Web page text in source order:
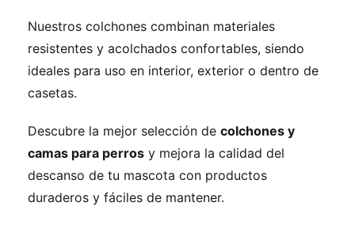
Nuestros colchones combinan materiales
resistentes y acolchados confortables, siendo
ideales para uso en interior, exterior o dentro de
casetas.
Descubre la mejor selección de colchones y
camas para perros y mejora la calidad del
descanso de tu mascota con productos
duraderos y fáciles de mantener.